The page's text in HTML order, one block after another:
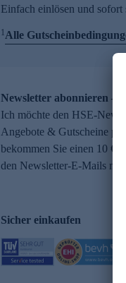
Einfach einlösen und
1Alle
Newsletter abonnieren –
Ich möchte den HSE-
Angebote & Gutscheine
bekommen Sie einen 10 €
den Newsletter-E-Mails
Sicher einkaufen